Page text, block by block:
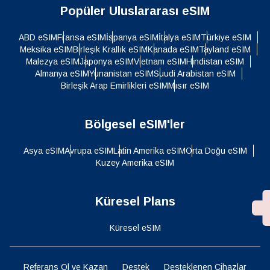
Popüler Uluslararası eSIM
ABD eSIMFransa eSIMİspanya eSIMİtalya eSIMTürkiye eSIM
Meksika eSIMBirleşik Krallık eSIMKanada eSIMTayland eSIM
Malezya eSIMJaponya eSIMVietnam eSIMHindistan eSIM
Almanya eSIMYunanistan eSIMSuudi Arabistan eSIM
Birleşik Arap Emirlikleri eSIMMısır eSIM
Bölgesel eSIM'ler
Asya eSIMAvrupa eSIMLatin Amerika eSIMOrta Doğu eSIM
Kuzey Amerika eSIM
Küresel Plans
Küresel eSIM
Referans Ol ve Kazan Destek Desteklenen Cihazlar